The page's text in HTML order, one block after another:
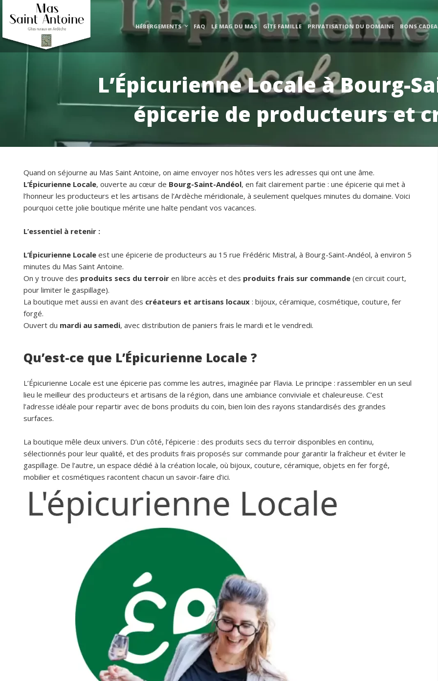
HÉBERGEMENTS FAQ LE MAG DU MAS GÎTE FAMILLE PRIVATISATION DU DOMAINE BONS
L’Épicurienne Locale à Bourg-
épicerie de producteurs et
Quand on séjourne au Mas Saint Antoine, on aime envoyer nos hôtes vers les adresses qui ont une âme.
L’Épicurienne Locale, ouverte au cœur de Bourg-Saint-Andéol, en fait clairement partie : une épicerie qui met à
l’honneur les producteurs et les artisans de l’Ardèche méridionale, à seulement quelques minutes du domaine. Voici
pourquoi cette jolie boutique mérite une halte pendant vos vacances.
L’essentiel à retenir :
L’Épicurienne Locale est une épicerie de producteurs au 15 rue Frédéric Mistral, à Bourg-Saint-Andéol, à environ 5
minutes du Mas Saint Antoine.
On y trouve des produits secs du terroir en libre accès et des produits frais sur commande (en circuit court,
pour limiter le gaspillage).
La boutique met aussi en avant des créateurs et artisans locaux : bijoux, céramique, cosmétique, couture, fer
forgé.
Ouvert du mardi au samedi, avec distribution de paniers frais le mardi et le vendredi.
Qu’est-ce que L’Épicurienne Locale ?
L’Épicurienne Locale est une épicerie pas comme les autres, imaginée par Flavia. Le principe : rassembler en un seul
lieu le meilleur des producteurs et artisans de la région, dans une ambiance conviviale et chaleureuse. C’est
l’adresse idéale pour repartir avec de bons produits du coin, bien loin des rayons standardisés des grandes
surfaces.
La boutique mêle deux univers. D’un côté, l’épicerie : des produits secs du terroir disponibles en continu,
sélectionnés pour leur qualité, et des produits frais proposés sur commande pour garantir la fraîcheur et éviter le
gaspillage. De l’autre, un espace dédié à la création locale, où bijoux, couture, céramique, objets en fer forgé,
mobilier et cosmétiques racontent chacun un savoir-faire d’ici.